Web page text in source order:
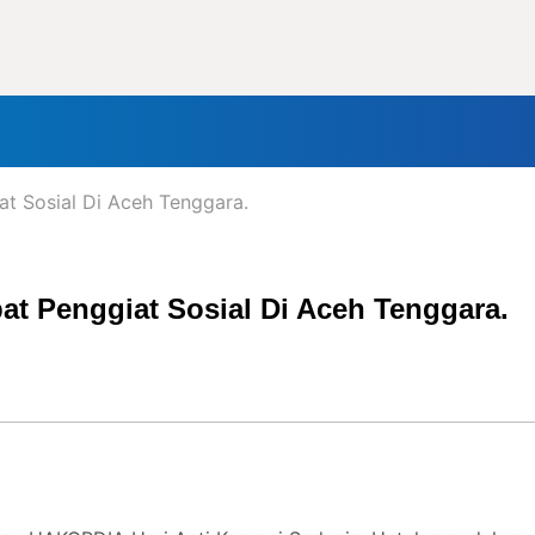
Sosial Di Aceh Tenggara.
Penggiat Sosial Di Aceh Tenggara.